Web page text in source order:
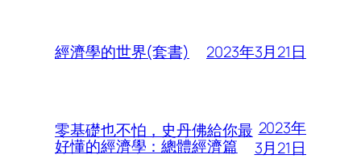
經濟學的世界(套書) 2023年3月21日
零基礎也不怕，史丹佛給你最
好懂的經濟學：總體經濟篇
2023年
3月21日